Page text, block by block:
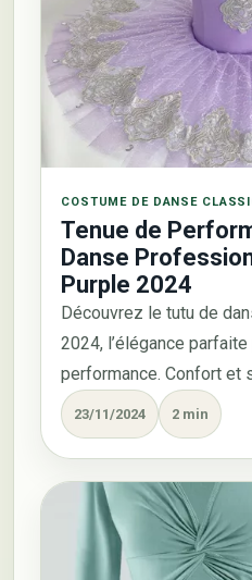
COSTUME DE DANSE
Tenue de
Danse
Purple 2024
Découvrez le tutu de
2024, l’élégance
performance. Confort et
23/11/2024 2 min